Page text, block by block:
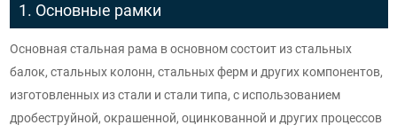
1. Основные рамки
Основная стальная рама в основном состоит из стальных
балок, стальных колонн, стальных ферм и других компонентов,
изготовленных из стали и стали типа, с использованием
дробеструйной, окрашенной, оцинкованной и других процессов